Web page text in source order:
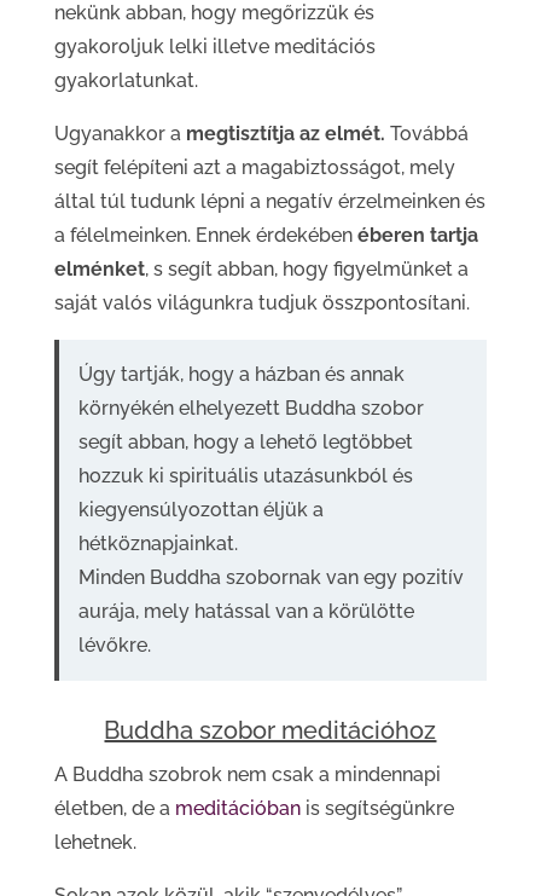
nekünk abban, hogy megőrizzük és
gyakoroljuk lelki illetve meditációs
gyakorlatunkat.
Ugyanakkor a megtisztítja az elmét. Továbbá
segít felépíteni azt a magabiztosságot, mely
által túl tudunk lépni a negatív érzelmeinken és
a félelmeinken. Ennek érdekében éberen tartja
elménket, s segít abban, hogy figyelmünket a
saját valós világunkra tudjuk összpontosítani.
Úgy tartják, hogy a házban és annak
környékén elhelyezett Buddha szobor
segít abban, hogy a lehető legtöbbet
hozzuk ki spirituális utazásunkból és
kiegyensúlyozottan éljük a
hétköznapjainkat.
Minden Buddha szobornak van egy pozitív
aurája, mely hatással van a körülötte
lévőkre.
Buddha szobor meditációhoz
A Buddha szobrok nem csak a mindennapi
életben, de a meditációbanis segítségünkre
lehetnek.